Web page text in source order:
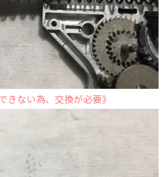
きない為、交換が必要》